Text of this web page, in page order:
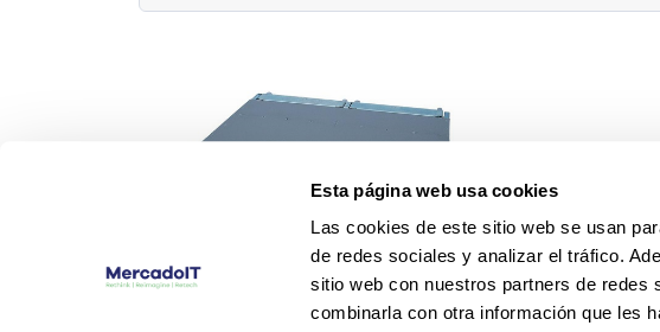
Esta página web usa cookies
Las cookies de este sitio web se usan
de redes sociales y analizar el tráfico.
sitio web con nuestros partners de redes
combinarla con otra información que les